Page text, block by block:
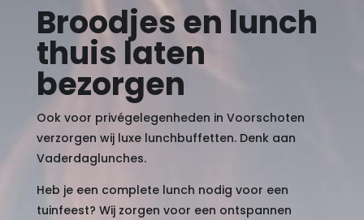
Broodjes en lunch
thuis laten
bezorgen
Ook voor privégelegenheden in Voorschoten
verzorgen wij luxe lunchbuffetten. Denk aan
Vaderdaglunches.
Heb je een complete lunch nodig voor een
tuinfeest? Wij zorgen voor een ontspannen